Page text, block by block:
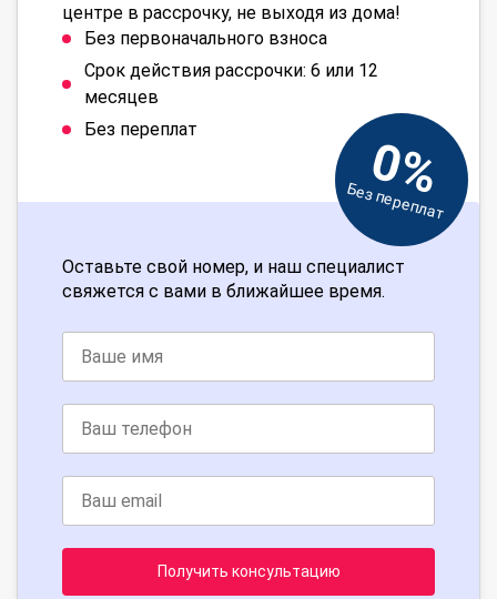
центре в рассрочку, не выходя из дома!
Без первоначального взноса
Срок действия рассрочки: 6 или 12
месяцев
Без переплат
0%
Без переплат
Оставьте свой номер, и наш специалист
свяжется с вами в ближайшее время.
Получить консультацию